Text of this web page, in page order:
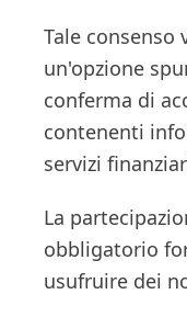
Tale
un'opzione
conferma di
contenenti
servizi
La
obbligatorio
usufruire dei